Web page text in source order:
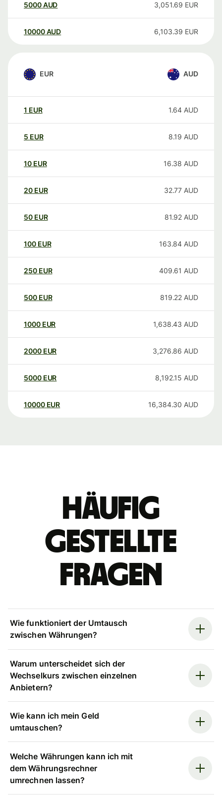
5000AUD 3,051.69 EUR
10000 AUD 6,103.39 EUR
EUR AUD
1 EUR 1.64 AUD
5 EUR 8.19 AUD
10 EUR 16.38 AUD
20 EUR 32.77 AUD
50 EUR 81.92 AUD
100 EUR 163.84 AUD
250 EUR 409.61 AUD
500 EUR 819.22 AUD
1000 EUR 1,638.43 AUD
2000 EUR 3,276.86 AUD
5000 EUR 8,192.15 AUD
10000 EUR 16,384.30 AUD
Häufig
gestellte
Fragen
Wie funktioniert der Umtausch
zwischen Währungen?
Warum unterscheidet sich der
Wechselkurs zwischen einzelnen
Anbietern?
Wie kann ich mein Geld
umtauschen?
Welche Währungen kann ich mit
dem Währungsrechner
umrechnen lassen?